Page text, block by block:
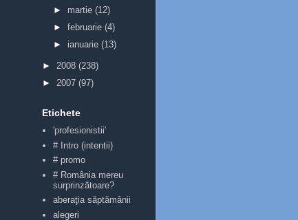
► martie (12)
► februarie (4)
► ianuarie (13)
► 2008 (238)
► 2007 (97)
Etichete
'profesionistii'
# Intro (intentii)
# promo
# România mereu
surprinzătoare?
aberaţia săptămânii
alegeri